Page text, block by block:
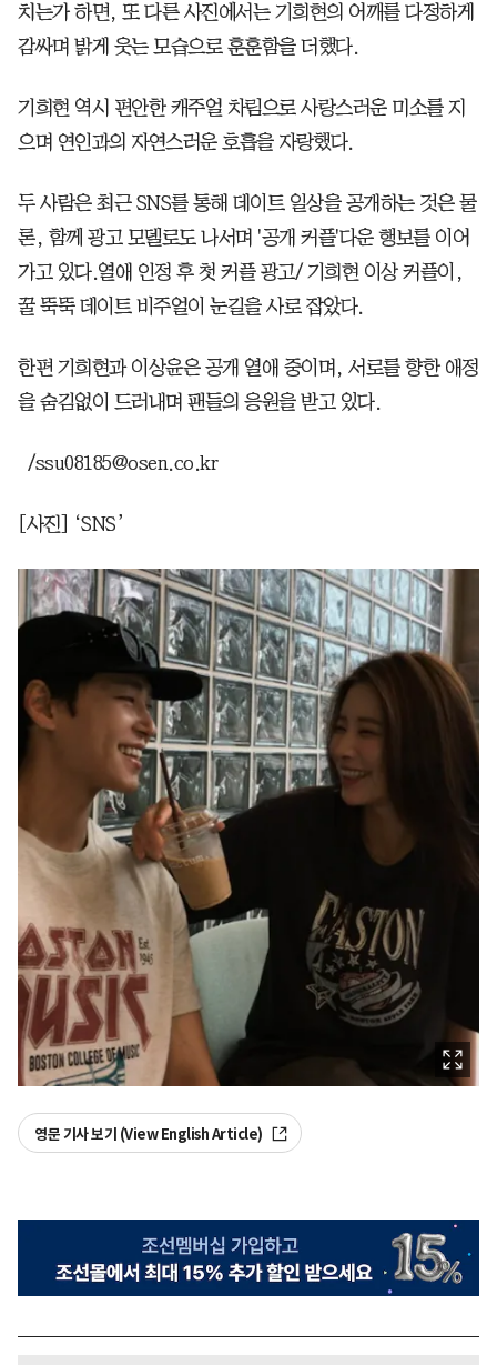
치는가 하면, 또 다른 사진에서는 기희현의 어깨를 다정하게
감싸며 밝게 웃는 모습으로 훈훈함을 더했다.
기희현 역시 편안한 캐주얼 차림으로 사랑스러운 미소를 지
으며 연인과의 자연스러운 호흡을 자랑했다.
두 사람은 최근 SNS를 통해 데이트 일상을 공개하는 것은 물
론, 함께 광고 모델로도 나서며 '공개 커플'다운 행보를 이어
가고 있다.열애 인정 후 첫 커플 광고/ 기희현 이상 커플이,
꿀 뚝뚝 데이트 비주얼이 눈길을 사로 잡았다.
한편 기희현과 이상윤은 공개 열애 중이며, 서로를 향한 애정
을 숨김없이 드러내며 팬들의 응원을 받고 있다.
/ssu08185@osen.co.kr
[사진] ‘SNS’
영문 기사 보기 (View English Article)